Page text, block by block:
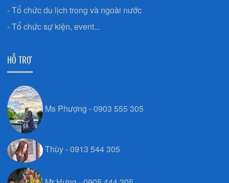
- Tổ chức du lịch trong và ngoài nước
- Tổ chức sự kiện, event...
HỖ TRỢ
Ms Phượng - 0903 555 305
Thùy - 0913 544 305